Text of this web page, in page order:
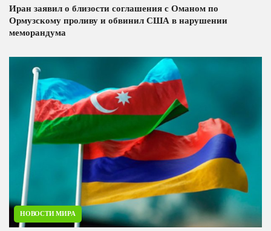
Иран заявил о близости соглашения с Оманом по
Ормузскому проливу и обвинил США в нарушении
меморандума
НОВОСТИ МИРА